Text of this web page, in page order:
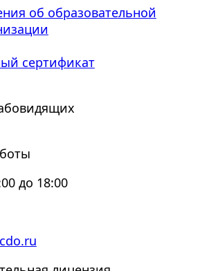
об образовательной
сертификат
до 18:00